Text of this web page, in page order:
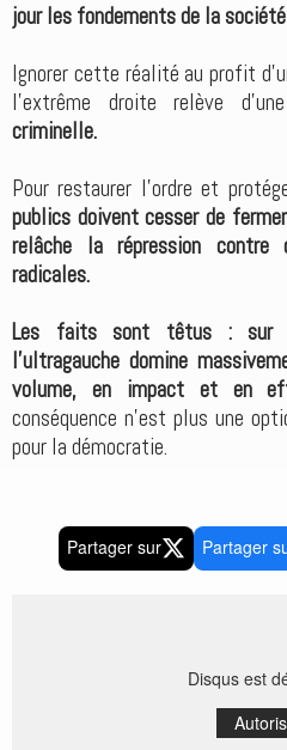
jour les fondements de la
Ignorer cette réalité au profit
l’extrême droite relève
criminelle.
Pour restaurer l’ordre et
publics doivent cesser de
relâche la répression contre
radicales.
Les faits sont têtus : sur
l’ultragauche domine
volume, en impact et en
conséquence n’est plus une
pour la démocratie.
Partager sur Partager
Disqus est